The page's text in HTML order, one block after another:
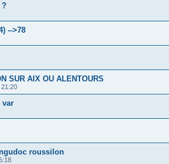
?
-->78
SUR AIX OU ALENTOURS
21:20
var
roussilon